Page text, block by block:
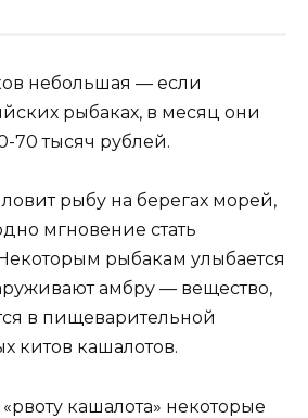
небольшая — если
рыбаках, в месяц они
70 тысяч рублей.
ловит рыбу на берегах морей,
мгновение стать
рыбакам улыбается
амбру — вещество,
в пищеварительной
китов кашалотов.
кашалота» некоторые